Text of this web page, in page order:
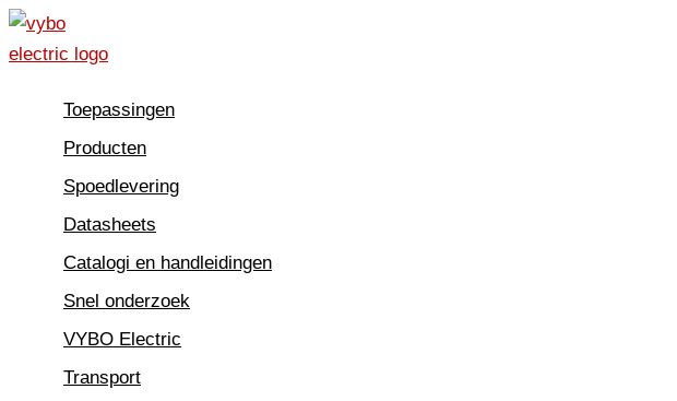
Spring
naar
Toepassingen
Producten
Spoedlevering
Datasheets
Catalogi en handleidingen
Snel onderzoek
VYBO Electric
Transport